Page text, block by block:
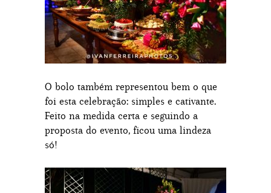
O bolo também representou bem o que
foi esta celebração: simples e cativante.
Feito na medida certa e seguindo a
proposta do evento, ficou uma lindeza
só!